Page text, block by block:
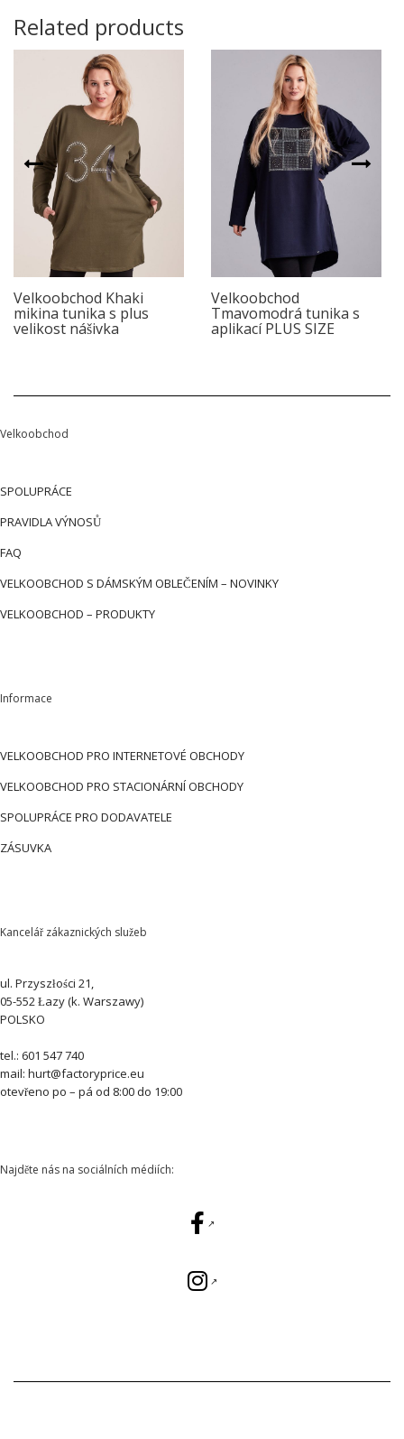
Related products
Velkoobchod Khaki
mikina tunika s plus
velikost nášivka
Velkoobchod
Tmavomodrá tunika s
aplikací PLUS SIZE
Velkoobchod
SPOLUPRÁCE
PRAVIDLA VÝNOSŮ
FAQ
VELKOOBCHOD S DÁMSKÝM OBLEČENÍM – NOVINKY
VELKOOBCHOD – PRODUKTY
Informace
VELKOOBCHOD PRO INTERNETOVÉ OBCHODY
VELKOOBCHOD PRO STACIONÁRNÍ OBCHODY
SPOLUPRÁCE PRO DODAVATELE
ZÁSUVKA
Kancelář zákaznických služeb
ul. Przyszłości 21,
05-552 Łazy (k. Warszawy)
POLSKO
tel.: 601 547 740
mail: hurt@factoryprice.eu
otevřeno po – pá od 8:00 do 19:00
Najděte nás na sociálních médiích: